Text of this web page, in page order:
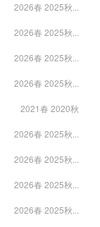
2026春 2025秋...
2026春 2025秋...
2026春 2025秋...
2026春 2025秋...
2021春 2020秋
2026春 2025秋...
2026春 2025秋...
2026春 2025秋...
2026春 2025秋...